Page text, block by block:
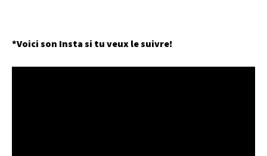
*Voici son Insta si tu veux le suivre!